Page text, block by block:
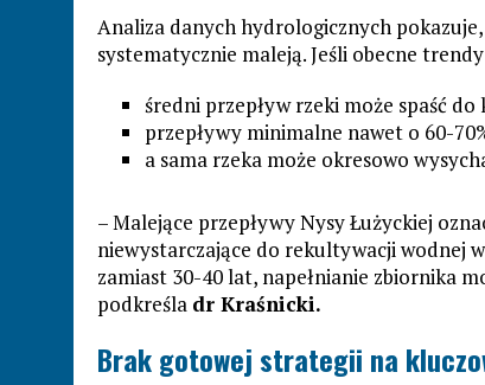
Analiza danych hydrologicznych
systematycznie maleją. Jeśli obecne
średni przepływ rzeki może spaść
przepływy minimalne nawet o 60-
a sama rzeka może okresowo
– Malejące przepływy Nysy Łużyckiej
niewystarczające do rekultywacji wodnej
zamiast 30-40 lat, napełnianie zbiornika
podkreśla dr Kraśnicki.
Brak gotowej strategii na